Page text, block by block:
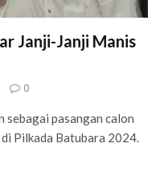
Janji-Janji Manis
0
sebagai pasangan calon
Pilkada Batubara 2024.